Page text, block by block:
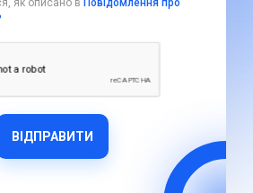
як описано в Повідомлення про
ВІДПРАВИТИ